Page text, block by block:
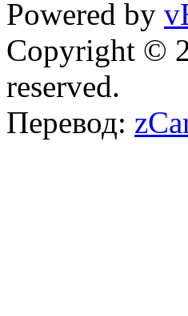
Powered by
Copyright ©
reserved.
Перевод: